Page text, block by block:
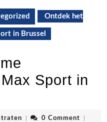
Ontdek het
in Brussel
Sport in
cdenvhoogstraten
0 Comment